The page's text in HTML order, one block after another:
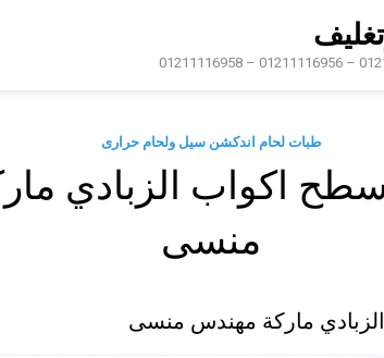
طبات لحام اندكشن سيل ولحام حرارى
اكواب الزبادي
منسى
ماركة مهندس منسى